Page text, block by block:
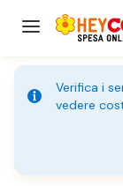
Verifica i
vedere